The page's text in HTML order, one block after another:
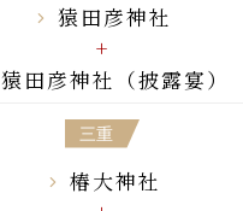
猿田彦神社
猿田彦神社（披露宴）
三重
椿大神社